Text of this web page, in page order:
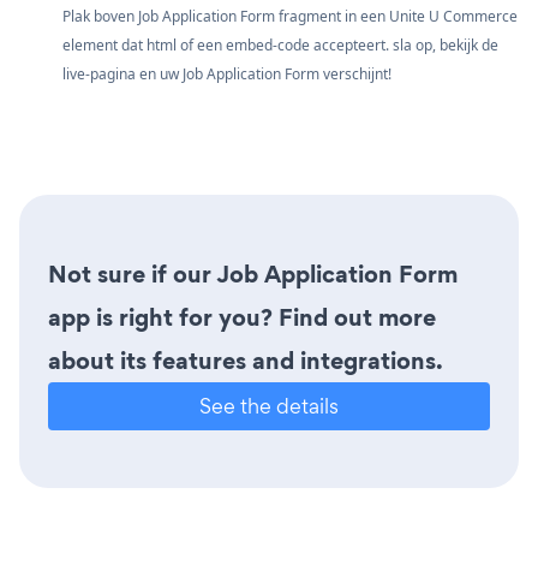
Plak boven Job Application Form fragment in een Unite U Commerce
element dat html of een embed-code accepteert. sla op, bekijk de
live-pagina en uw Job Application Form verschijnt!
Not sure if our Job Application Form
app is right for you? Find out more
about its features and integrations.
See the details